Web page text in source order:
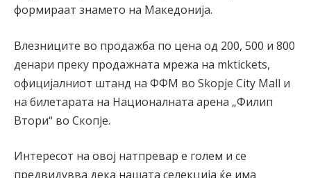
формираат знамето на Македонија.
Влезниците во продажба по цена од 200, 500 и 800
денари преку продажната мрежа на mktickets,
официјалниот штанд на ФФМ во Skopje City Mall и
на билетарата на Националната арена „Филип
Втори“ во Скопје.
Интересот на овој натпревар е голем и се
предвидувва дека нашата селекција ќе има